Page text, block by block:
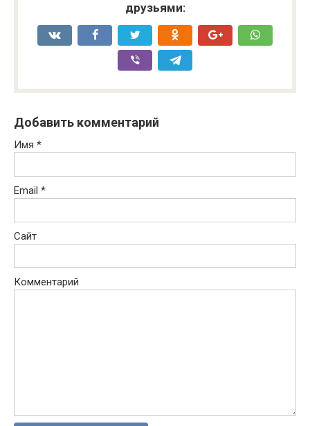
друзьями:
Добавить комментарий
Имя *
Email *
Сайт
Комментарий